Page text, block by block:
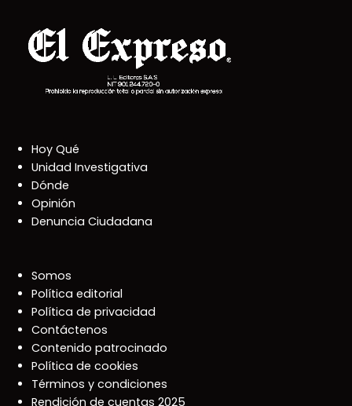
Hoy Qué
Unidad Investigativa
Dónde
Opinión
Denuncia Ciudadana
Somos
Política editorial
Política de privacidad
Contáctenos
Contenido patrocinado
Política de cookies
Términos y condiciones
Rendición de cuentas 2025